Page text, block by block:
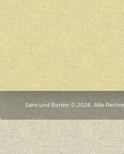
Saris und Borten © 2026. Alle